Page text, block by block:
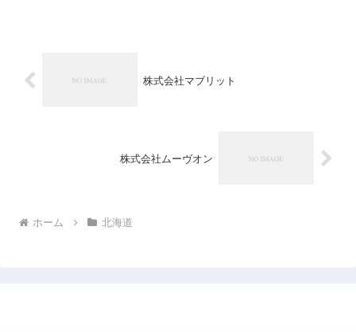
株式会社マブリット
株式会社ムーヴオン
ホーム 北海道